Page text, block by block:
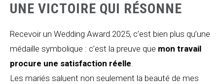
UNE VICTOIRE QUI RÉSONNE
Recevoir un Wedding Award 2025, c’est bien plus qu’une
médaille symbolique : c’est la preuve que mon travail
procure une satisfaction réelle.
Les mariés saluent non seulement la beauté de mes